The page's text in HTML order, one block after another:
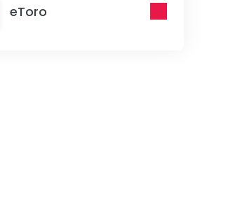
eToro